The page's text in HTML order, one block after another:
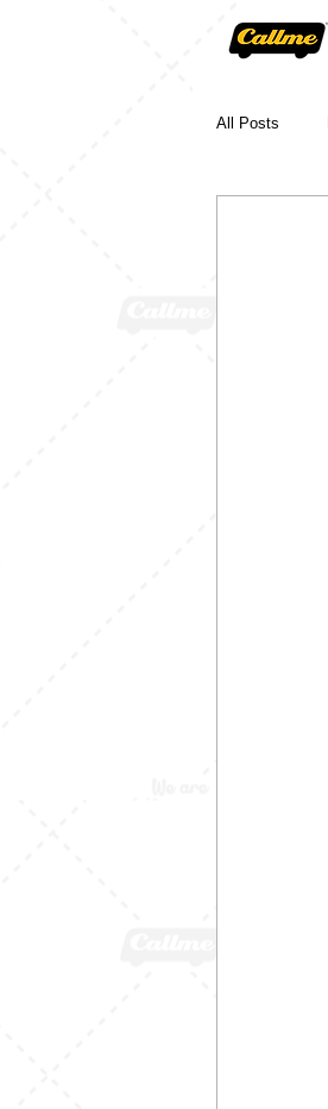
All Posts